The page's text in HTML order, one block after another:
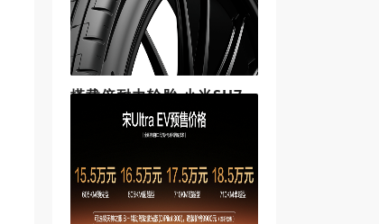
搭载倍耐力轮胎 小米SU7
Ultra赛道版刷新纽博格林
电动车圈速纪录
SU7 Ultra已配备来自倍耐力的全新
P Zero与P Zero Trofeo RS轮胎。倍
耐力为小米定制了两款规格的P Ze